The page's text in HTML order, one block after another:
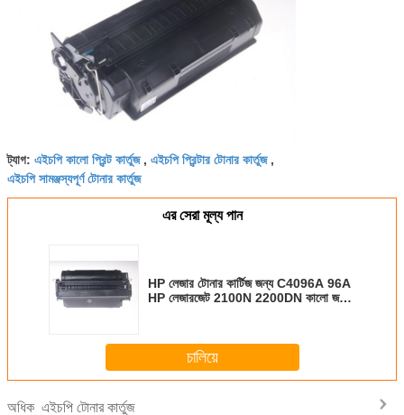
ট্যাগ: এইচপি কালো প্রিন্ট কার্তুজ, এইচপি প্রিন্টার টোনার কার্তুজ,
এইচপি সামঞ্জস্যপূর্ণ টোনার কার্তুজ
এর সেরা মূল্য পান
HP লেজার টোনার কার্টিজ জন্য C4096A 96A
HP লেজারজেট 2100N 2200DN কালো জন্য
চালিয়ে
অধিক এইচপি টোনার কার্তুজ